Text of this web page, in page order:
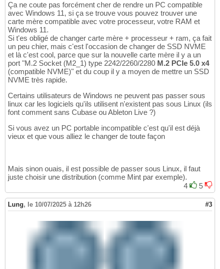
Ça ne coute pas forcément cher de rendre un PC compatible
avec Windows 11, si ça se trouve vous pouvez trouver une
carte mère compatible avec votre processeur, votre RAM et
Windows 11.
Si t'es obligé de changer carte mère + processeur + ram, ça fait
un peu chier, mais c'est l'occasion de changer de SSD NVME
et là c'est cool, parce que sur la nouvelle carte mère il y a un
port "M.2 Socket (M2_1) type 2242/2260/2280 M.2 PCIe 5.0 x4
(compatible NVME)" et du coup il y a moyen de mettre un SSD
NVME très rapide.
Certains utilisateurs de Windows ne peuvent pas passer sous
linux car les logiciels qu'ils utilisent n'existent pas sous Linux (ils
font comment sans Cubase ou Ableton Live ?)
Si vous avez un PC portable incompatible c'est qu'il est déjà
vieux et que vous alliez le changer de toute façon
Mais sinon ouais, il est possible de passer sous Linux, il faut
juste choisir une distribution (comme Mint par exemple).
4
5
Lung, le 10/07/2025 à 12h26 #3